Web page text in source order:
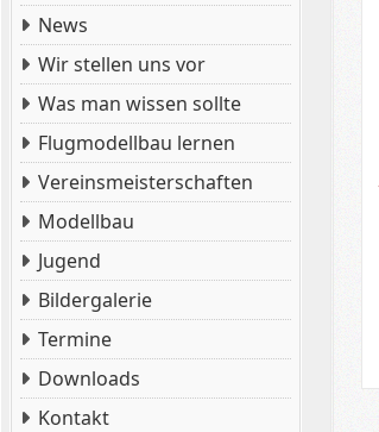
News
Wir stellen uns vor
Was man wissen sollte
Flugmodellbau lernen
Vereinsmeisterschaften
Modellbau
Jugend
Bildergalerie
Termine
Downloads
Kontakt